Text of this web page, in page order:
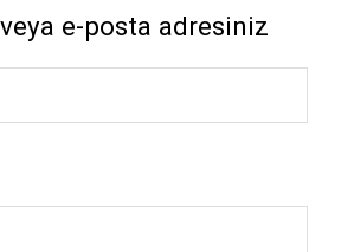
veya e-posta adresiniz